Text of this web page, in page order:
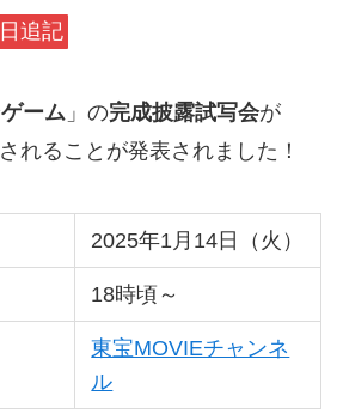
追記
ーム」の完成披露試写会が
れることが発表されました！
2025年1月14日（火）
18時頃～
東宝MOVIEチャンネ
ル